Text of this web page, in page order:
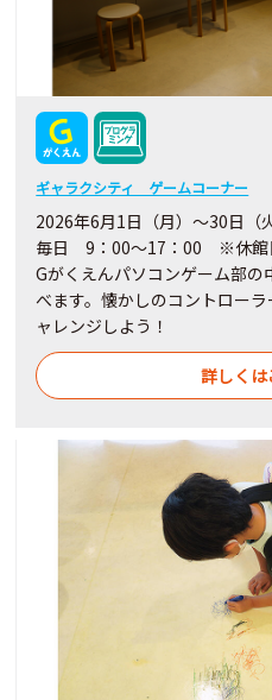
ギャラクシティ ゲームコーナー
2026年6月1日（月）～30日（火
毎日 9：00～17：00 ※休館
Gがくえんパソコンゲーム部
べます。懐かしのコントロー
ャレンジしよう！
詳しくは